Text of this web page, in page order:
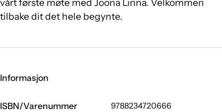
tilbake dit det hele begynte.
Informasjon
ISBN/Varenummer 9788234720666